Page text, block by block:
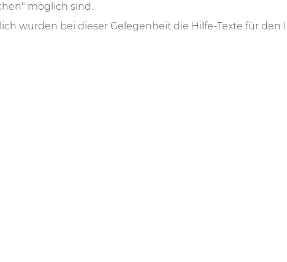
möglich sind.
wurden bei dieser Gelegenheit die Hilfe-Texte für